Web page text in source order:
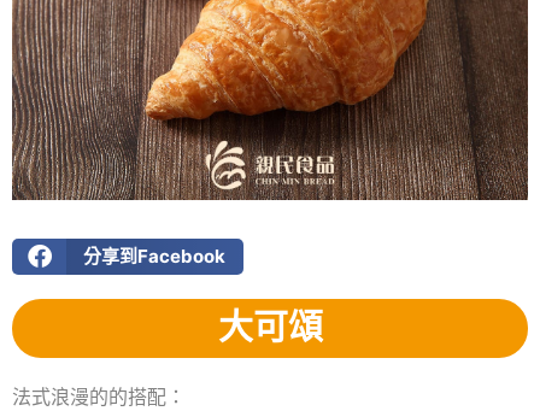
分享到Facebook
大可頌
法式浪漫的的搭配：